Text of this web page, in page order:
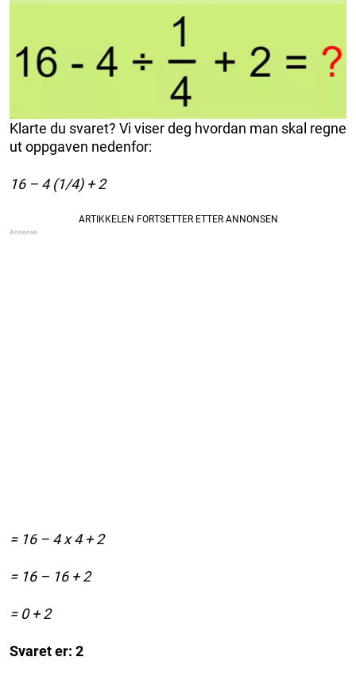
Klarte du svaret? Vi viser deg hvordan man skal regne
ut oppgaven nedenfor:
16 – 4 (1/4) + 2
= 16 – 4 x 4 + 2
= 16 – 16 + 2
= 0 + 2
Svaret er: 2